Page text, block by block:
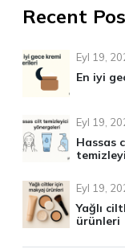
Recent
Eyl 19,
En iyi
Eyl 19,
Hassas
Eyl 19,
Yağlı
ürünleri